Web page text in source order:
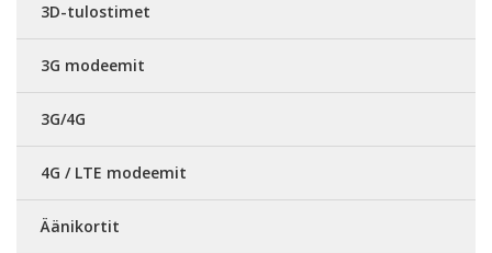
3D-tulostimet
3G modeemit
3G/4G
4G / LTE modeemit
Äänikortit